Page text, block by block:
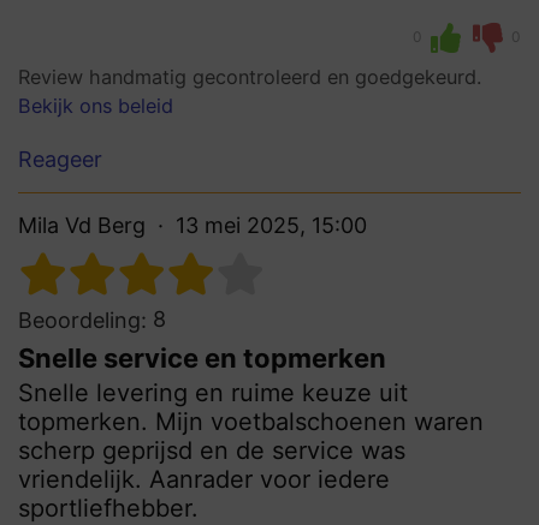
0 0
Review handmatig gecontroleerd en goedgekeurd.
Bekijk ons beleid
Reageer
Mila Vd Berg 13 mei 2025, 15:00
Beoordeling: 8
Snelle service en topmerken
Snelle levering en ruime keuze uit
topmerken. Mijn voetbalschoenen waren
scherp geprijsd en de service was
vriendelijk. Aanrader voor iedere
sportliefhebber.